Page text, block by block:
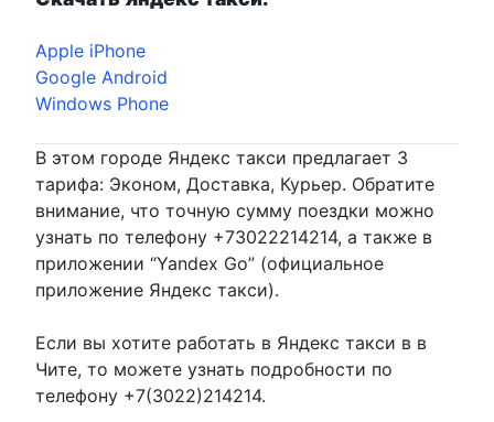
Apple iPhone
Google Android
Windows Phone
В этом городе Яндекс такси предлагает 3
тарифа: Эконом, Доставка, Курьер. Обратите
внимание, что точную сумму поездки можно
узнать по телефону +73022214214, а также в
приложении “Yandex Go” (официальное
приложение Яндекс такси).
Если вы хотите работать в Яндекс такси в в
Чите, то можете узнать подробности по
телефону +7(3022)214214.